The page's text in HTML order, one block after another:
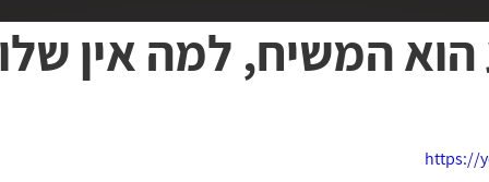
פרשת השבוע מוזיקה הקול הנשי לא
הוא המשיח, למה אין
https://